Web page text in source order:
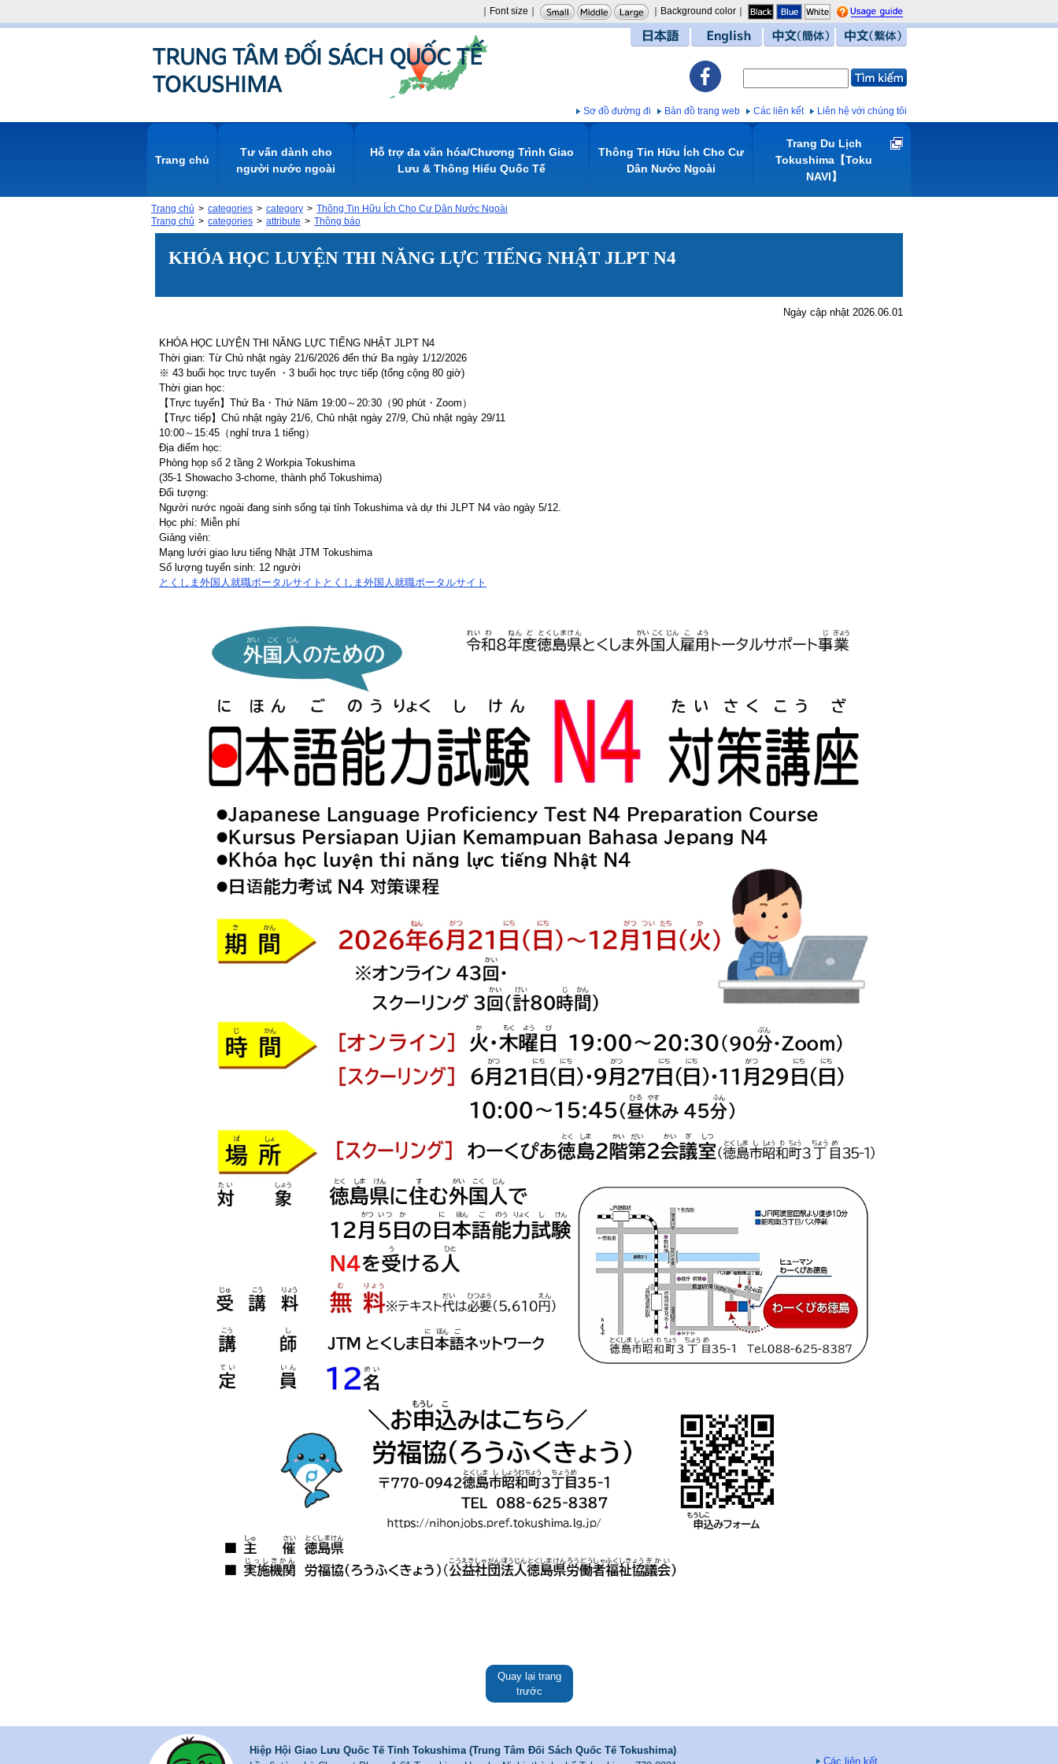
｜Font size｜
｜Background color｜
guide
Sơ đồ đường đi Bản đồ trang web Các liên kết Liên hệ với chúng tôi
Trang chủ
Tư vấn dành cho
người nước ngoài
Hỗ trợ đa văn hóa/Chương Trình Giao
Lưu & Thông Hiểu Quốc Tế
Thông Tin Hữu Ích Cho Cư
Dân Nước Ngoài
Trang Du Lịch
Tokushima【Toku
NAVI】
Trang chủ categories category
Thông Tin Hữu Ích Cho Cư Dân Nước Ngoài
Trang chủ
categories attribute Thông báo
KHÓA HỌC LUYỆN THI NĂNG LỰC TIẾNG NHẬT JLPT N4
Ngày cập nhật 2026.06.01
KHÓA HỌC LUYỆN THI NĂNG LỰC TIẾNG NHẬT JLPT N4
Thời gian: Từ Chủ nhật ngày 21/6/2026 đến thứ Ba ngày 1/12/2026
※ 43 buổi học trực tuyến ・3 buổi học trực tiếp (tổng cộng 80 giờ)
Thời gian học:
【Trực tuyến】Thứ Ba・Thứ Năm 19:00～20:30（90 phút・Zoom）
【Trực tiếp】Chủ nhật ngày 21/6, Chủ nhật ngày 27/9, Chủ nhật ngày 29/11
10:00～15:45（nghỉ trưa 1 tiếng）
Địa điểm học:
Phòng họp số 2 tầng 2 Workpia Tokushima
(35-1 Showacho 3-chome, thành phố Tokushima)
Đối tượng:
Người nước ngoài đang sinh sống tại tỉnh Tokushima và dự thi JLPT N4 vào ngày 5/12.
Học phí: Miễn phí
Giảng viên:
Mạng lưới giao lưu tiếng Nhật JTM Tokushima
Số lượng tuyển sinh: 12 người
とくしま外国人就職ポータルサイトとくしま外国人就職ポータルサイト
Quay lại trang
trước
Hiệp Hội Giao Lưu Quốc Tế Tỉnh Tokushima (Trung Tâm Đối Sách Quốc Tế Tokushima)
Các liên kết